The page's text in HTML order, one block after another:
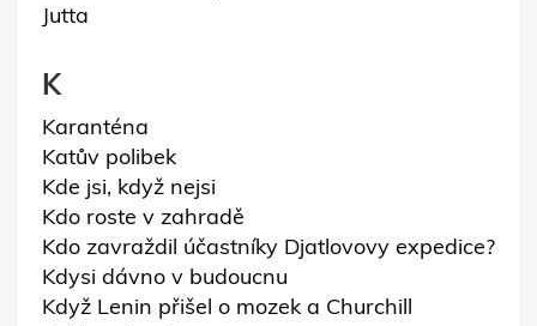
Jutta
K
Karanténa
Katův polibek
Kde jsi, když nejsi
Kdo roste v zahradě
Kdo zavraždil účastníky Djatlovovy expedice?
Kdysi dávno v budoucnu
Když Lenin přišel o mozek a Churchill